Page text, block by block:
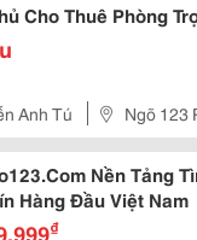
Cho Thuê Phòng
Anh Tú Ngõ 123
Nền Tảng
Hàng Đầu Việt Nam
₫